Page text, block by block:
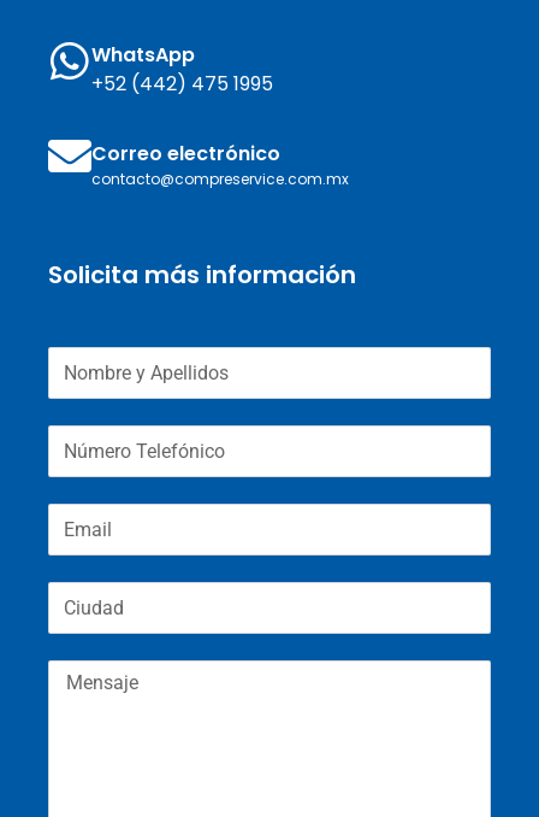
WhatsApp
+52 (442) 475 1995
Correo electrónico
contacto@compreservice.com.mx
Solicita más información